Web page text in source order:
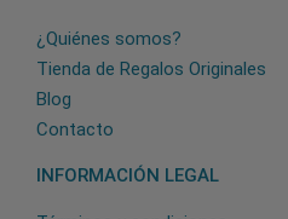
¿Quiénes somos?
Tienda de Regalos Originales
Blog
Contacto
INFORMACIÓN LEGAL